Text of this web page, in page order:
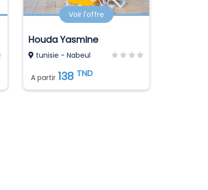
Voir l'offre
Houda Yasmine
tunisie - Nabeul
A partir 138 TND